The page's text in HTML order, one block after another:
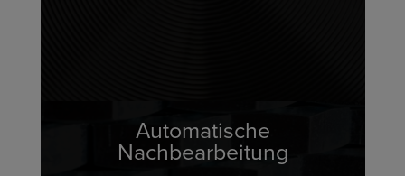
Automatische
Nachbearbeitung